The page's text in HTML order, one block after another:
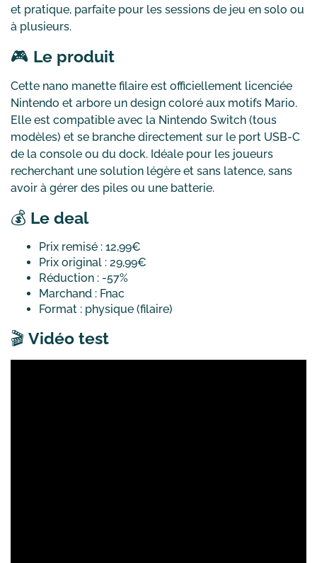
et pratique, parfaite pour les sessions de jeu en solo ou
à plusieurs.
🎮 Le produit
Cette nano manette filaire est officiellement licenciée
Nintendo et arbore un design coloré aux motifs Mario.
Elle est compatible avec la Nintendo Switch (tous
modèles) et se branche directement sur le port USB-C
de la console ou du dock. Idéale pour les joueurs
recherchant une solution légère et sans latence, sans
avoir à gérer des piles ou une batterie.
💰 Le deal
Prix remisé : 12,99€
Prix original : 29,99€
Réduction : -57%
Marchand : Fnac
Format : physique (filaire)
🎬 Vidéo test